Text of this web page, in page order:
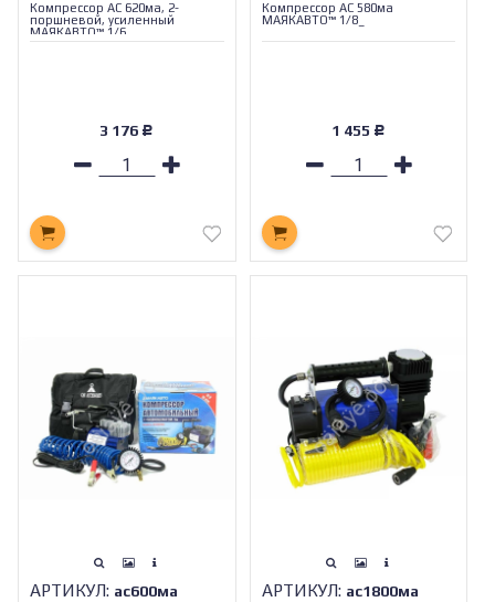
Компрессор АС 620ма, 2-
поршневой, усиленный
МАЯКАВТО™ 1/6_
3 176 Р
Компрессор АС 580ма
МАЯКАВТО™ 1/8_
1 455 Р
АРТИКУЛ: ас600ма АРТИКУЛ: ас1800ма